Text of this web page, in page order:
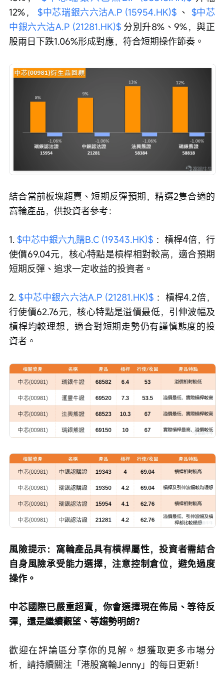
12%， $中芯瑞銀六六沽A.P (15954.HK)$ 、 $中芯
中銀六六沽A.P (21281.HK)$ 分別升8%、9%，與正
股兩日下跌1.06%形成對應，符合短期操作節奏。
結合當前板塊超賣、短期反彈預期，精選2隻合適的
窩輪產品，供投資者參考：
1. $中芯中銀六九購B.C (19343.HK)$ ：槓桿4倍，行
使價69.04元，核心特點是槓桿相對較高，適合預期
短期反彈、追求一定收益的投資者。
2. $中芯中銀六六沽A.P (21281.HK)$ ：槓桿4.2倍，
行使價62.76元，核心特點是溢價最低，引伸波幅及
槓桿均較理想，適合對短期走勢仍有謹慎態度的投
資者。
風險提示：窩輪產品具有槓桿屬性，投資者需結合
自身風險承受能力選擇，注意控制倉位，避免過度
操作。
中芯國際已嚴重超賣，你會選擇現在佈局、等待反
彈，還是繼續觀望、等趨勢明朗？
歡迎在評論區分享你的見解。想獲取更多市場分
析，請持續關注「港股窩輪Jenny」的每日更新！